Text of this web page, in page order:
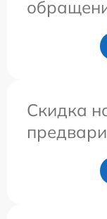
Скидка